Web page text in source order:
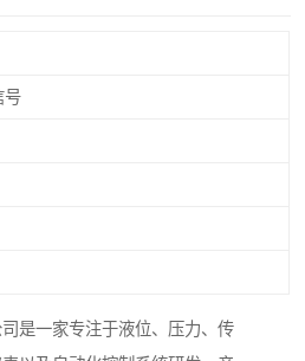
号
是一家专注于液位、压力、传